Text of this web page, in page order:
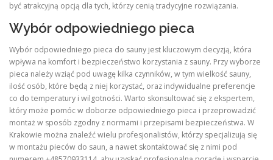
być atrakcyjną opcją dla tych, którzy cenią tradycyjne rozwiązania.
Wybór odpowiedniego pieca
Wybór odpowiedniego pieca do sauny jest kluczowym decyzją, która
wpływa na komfort i bezpieczeństwo korzystania z sauny. Przy wyborze
pieca należy wziąć pod uwagę kilka czynników, w tym wielkość sauny,
ilość osób, które będą z niej korzystać, oraz indywidualne preferencje
co do temperatury i wilgotności. Warto skonsultować się z ekspertem,
który może pomóc w doborze odpowiedniego pieca i przeprowadzić
montaż w sposób zgodny z normami i przepisami bezpieczeństwa. W
Krakowie można znaleźć wielu profesjonalistów, którzy specjalizują się
w montażu pieców do saun, a nawet skontaktować się z nimi pod